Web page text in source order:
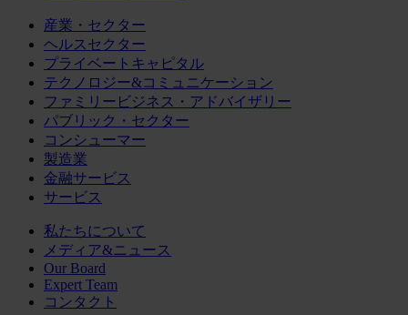
産業・セクター
ヘルスセクター
プライベートキャピタル
テクノロジー&コミュニケーション
ファミリービジネス・アドバイザリー
パブリック・セクター
コンシューマー
製造業
金融サービス
サービス
私たちについて
メディア&ニュース
Our Board
Expert Team
コンタクト